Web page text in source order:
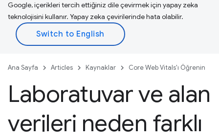
Google, içerikleri tercih ettiğiniz dile çevirmek için yapay zeka
teknolojisini kullanır. Yapay zeka çevirilerinde hata olabilir.
Ana Sayfa Articles Kaynaklar Core Web Vitals'ı Öğrenin
Laboratuvar ve alan
verileri neden farklı